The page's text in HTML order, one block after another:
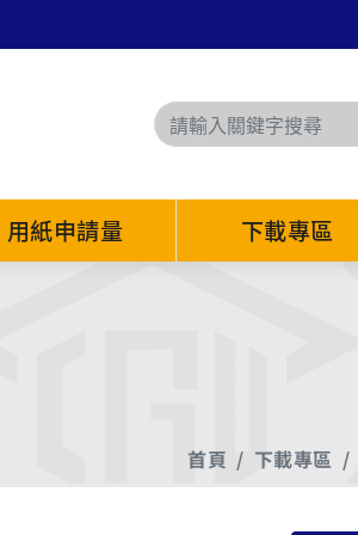
用紙申請量 下載專區
首頁 下載專區